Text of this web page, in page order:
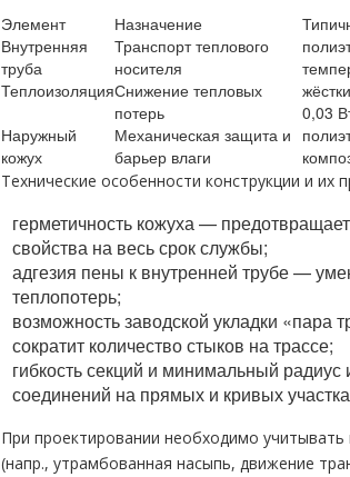
Элемент Назначение
Внутренняя
труба
Транспорт теплового
носителя
ТеплоизоляцияСнижение тепловых
потерь
0,03
Наружный
кожух
Механическая защита и
барьер влаги
Технические особенности конструкции и их
герметичность кожуха —
свойства на весь срок службы;
адгезия пены к внутренней трубе —
теплопотерь;
возможность заводской укладки «пара
сократит количество стыков на трассе;
гибкость секций и минимальный
соединений на прямых и кривых
При проектировании необходимо учитывать
(напр., утрамбованная насыпь, движение